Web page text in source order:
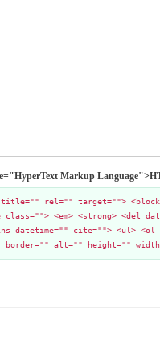
Markup
rel="" target="">
class=""> <em> <strong> <del
datetime="" cite=""> <ul>
border="" alt="" height=""